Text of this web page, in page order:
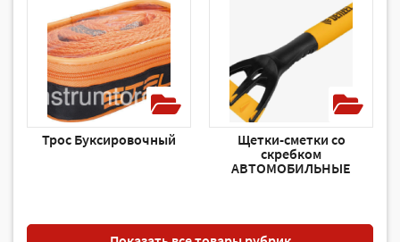
Трос Буксировочный
Щетки-сметки со
скребком
АВТОМОБИЛЬНЫЕ